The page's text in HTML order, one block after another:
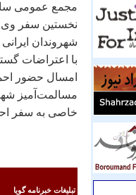
مجمع عمومی
نخستين سفر وی
شهروندان
با اعتراضات
امسال حضور
مسالمت‌آميز
خاصی به سفر
تبليغات خبرنامه گويا